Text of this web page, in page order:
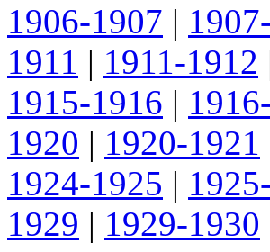
1906-1907 |
1911 | 1911-1912
1915-1916 |
1920 | 1920-1921
1924-1925 |
1929 | 1929-1930